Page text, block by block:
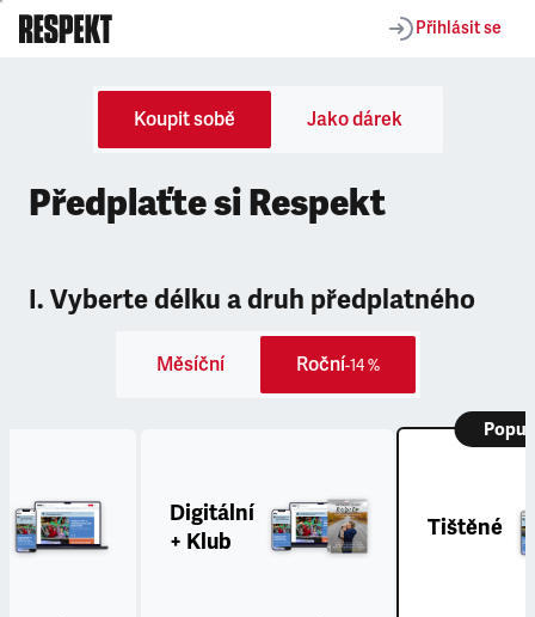
Přihlásit se
Koupit sobě Jako dárek
Předplaťte si Respekt
I. Vyberte délku a druh předplatného
Měsíční Roční-14 %
Digitální
+ Klub
Tištěné